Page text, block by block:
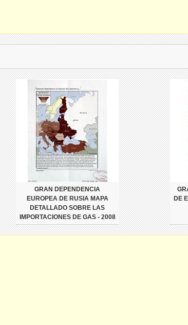
GRAN DEPENDENCIA
EUROPEA DE RUSIA MAPA
DETALLADO SOBRE LAS
IMPORTACIONES DE GAS - 2008
DE